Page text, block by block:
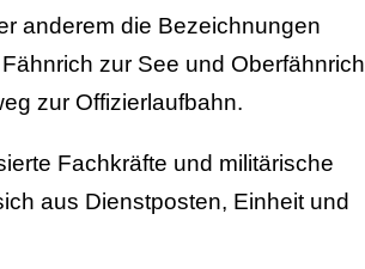
anderem die Bezeichnungen
zur See und Oberfähnrich
zur Offizierlaufbahn.
Fachkräfte und militärische
aus Dienstposten, Einheit und